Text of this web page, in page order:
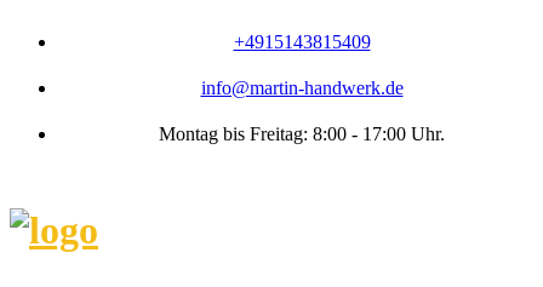
+4915143815409
info@martin-handwerk.de
Montag bis Freitag: 8:00 - 17:00 Uhr.